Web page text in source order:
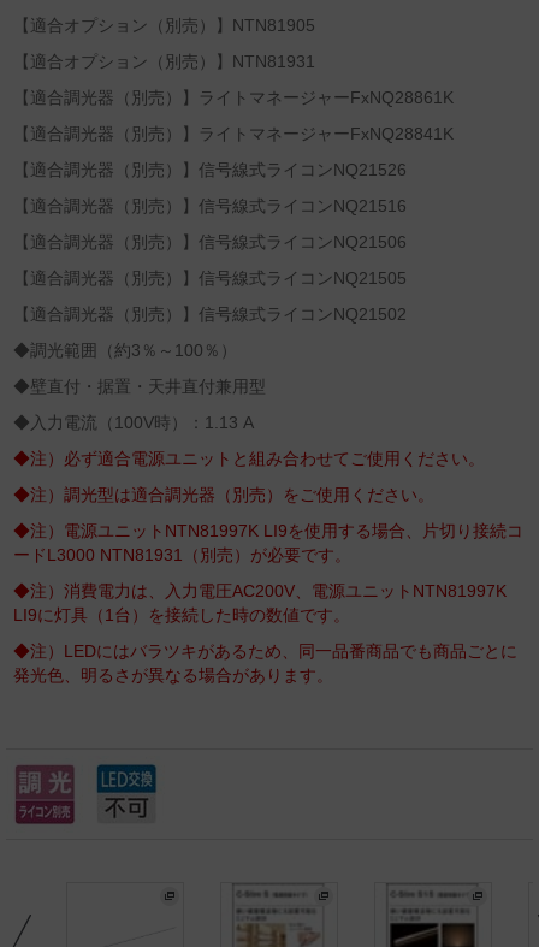
【適合オプション（別売）】NTN81905
【適合オプション（別売）】NTN81931
【適合調光器（別売）】ライトマネージャーFxNQ28861K
【適合調光器（別売）】ライトマネージャーFxNQ28841K
【適合調光器（別売）】信号線式ライコンNQ21526
【適合調光器（別売）】信号線式ライコンNQ21516
【適合調光器（別売）】信号線式ライコンNQ21506
【適合調光器（別売）】信号線式ライコンNQ21505
【適合調光器（別売）】信号線式ライコンNQ21502
◆調光範囲（約3％～100％）
◆壁直付・据置・天井直付兼用型
◆入力電流（100V時）：1.13 A
◆注）必ず適合電源ユニットと組み合わせてご使用ください。
◆注）調光型は適合調光器（別売）をご使用ください。
◆注）電源ユニットNTN81997K LI9を使用する場合、片切り接続コ
ードL3000 NTN81931（別売）が必要です。
◆注）消費電力は、入力電圧AC200V、電源ユニットNTN81997K
LI9に灯具（1台）を接続した時の数値です。
◆注）LEDにはバラツキがあるため、同一品番商品でも商品ごとに
発光色、明るさが異なる場合があります。